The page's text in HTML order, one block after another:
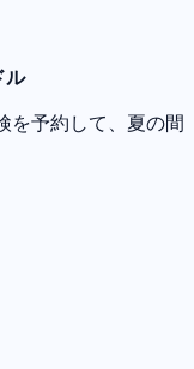
ル
を予約して、夏の間